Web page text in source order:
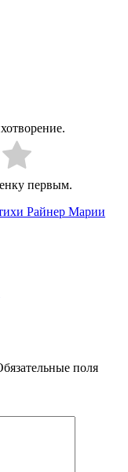
первым.
Райнер Марии
поля